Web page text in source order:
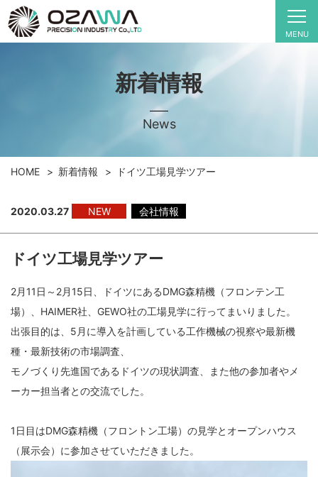
MENU
新着情報
News
HOME 新着情報 ドイツ工場見学ツアー
2020.03.27 NEW 会社情報
ドイツ工場見学ツアー
2月11日～2月15日、ドイツにあるDMG森精機（フロンテン工
場）、HAIMER社、GEWO社の工場見学に行ってまいりました。
出張目的は、5月に導入を計画している工作機械の視察や最新機
種・最新技術の市場調査、
モノづくり先進国であるドイツの現状調査、また他の参加者やメ
ーカー担当者との交流でした。
1日目はDMG森精機（フロントン工場）の見学とオープンハウス
（展示会）に参加させていただきました。